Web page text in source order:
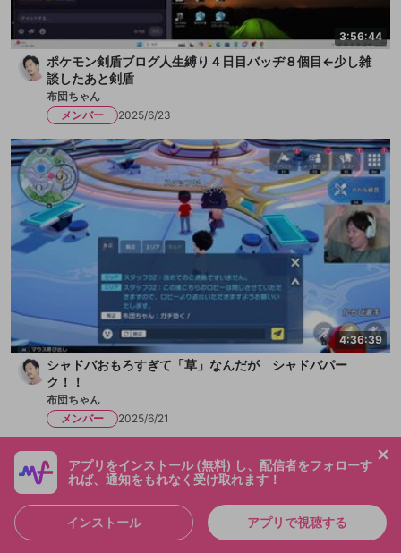
3:56:44
ポケモン剣盾ブログ人生縛り４日目バッヂ８個目←少し雑
談したあと剣盾
布団ちゃん
メンバー
2025/6/23
4:36:39
シャドバおもろすぎて「草」なんだが シャドバパー
ク！！
布団ちゃん
メンバー
2025/6/21
アプリをインストール (無料) し、配信者をフォローす
れば、通知をもれなく受け取れます！
インストール アプリで視聴する